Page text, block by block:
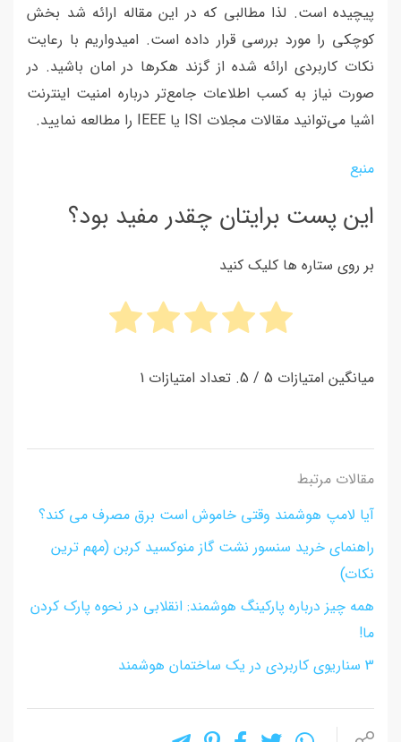
پیچیده است. لذا مطالبی که در این مقاله ارائه شد بخش
کوچکی را مورد بررسی قرار داده است. امیدواریم با رعایت
نکات کاربردی ارائه شده از گزند هکرها در امان باشید. در
صورت نیاز به کسب اطلاعات جامع‌تر درباره امنیت اینترنت
اشیا می‌توانید مقالات مجلات ISI یا IEEE را مطالعه نمایید.
منبع
این پست برایتان چقدر مفید بود؟
بر روی ستاره ها کلیک کنید
میانگین امتیازات 5 / 5. تعداد امتیازات 1
مقالات مرتبط
آیا لامپ هوشمند وقتی خاموش است برق مصرف می کند؟
راهنمای خرید سنسور نشت گاز منوکسید کربن (مهم ترین
نکات)
همه چیز درباره پارکینگ هوشمند: انقلابی در نحوه پارک کردن
ما!
3 سناریوی کاربردی در یک ساختمان هوشمند